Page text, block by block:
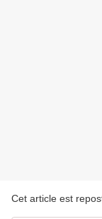
Cet article est